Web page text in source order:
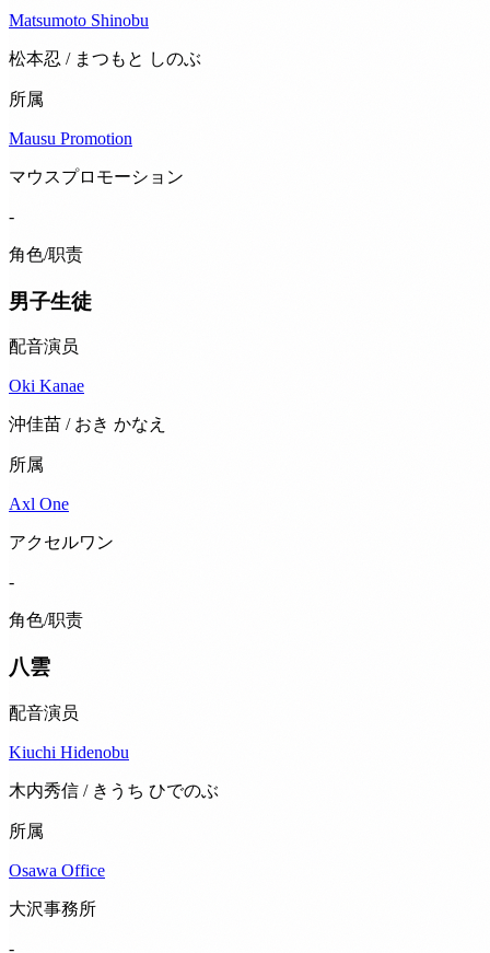
Matsumoto Shinobu
松本忍 / まつもと しのぶ
所属
Mausu Promotion
マウスプロモーション
-
角色/职责
男子生徒
配音演员
Oki Kanae
沖佳苗 / おき かなえ
所属
Axl One
アクセルワン
-
角色/职责
八雲
配音演员
Kiuchi Hidenobu
木内秀信 / きうち ひでのぶ
所属
Osawa Office
大沢事務所
-